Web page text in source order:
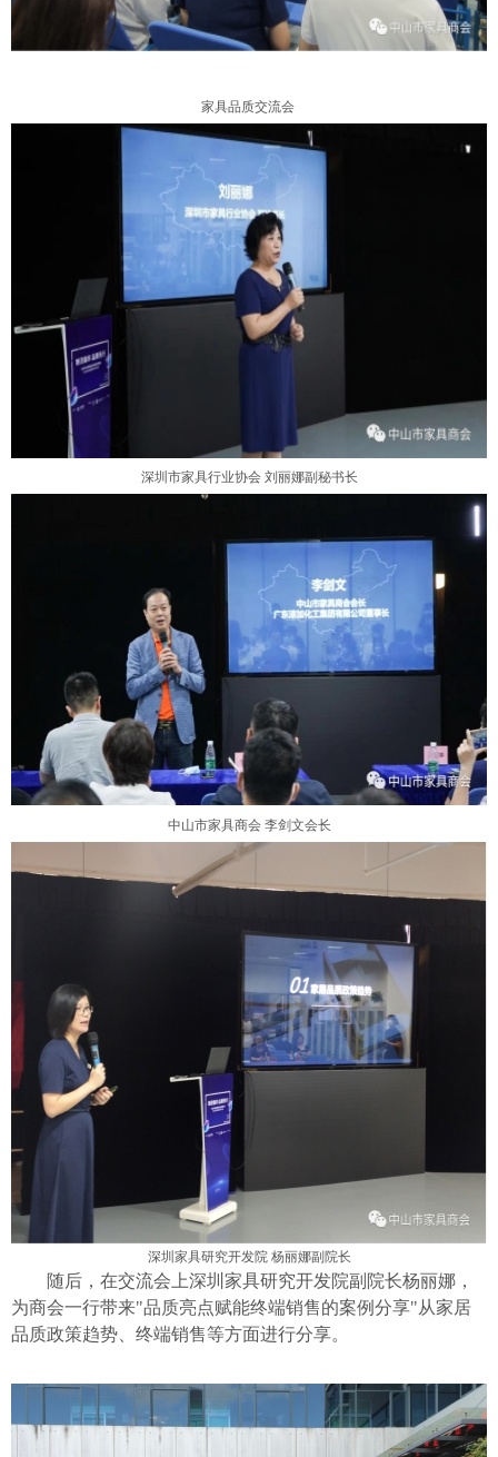
家具品质交流会
深圳市家具行业协会刘丽娜副秘书长
中山市家具商会 李剑文会长
深圳家具研究开发院 杨丽娜副院长
随后，在交流会上深圳家具研究开发院副院长杨丽娜，
为商会一行带来"品质亮点赋能终端销售的案例分享"从家居
品质政策趋势、终端销售等方面进行分享。